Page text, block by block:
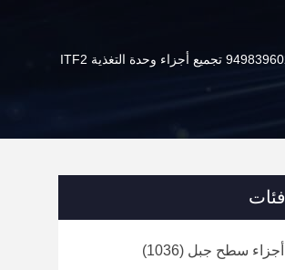
فئات
أجزاء سطح جبل (1036)